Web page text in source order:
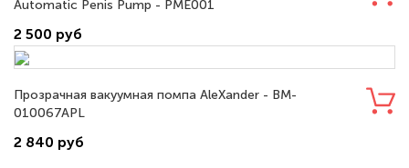
Automatic Penis Pump - PME001
2 500 руб
Прозрачная вакуумная помпа AleXander - BM-
010067APL
2 840 руб